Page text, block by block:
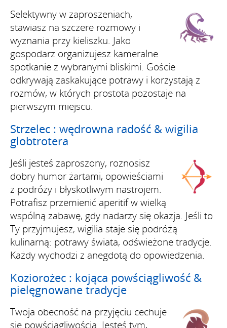
Selektywny w zaproszeniach,
stawiasz na szczere rozmowy i
wyznania przy kieliszku. Jako
gospodarz organizujesz kameralne
spotkanie z wybranymi bliskimi. Goście
odkrywają zaskakujące potrawy i korzystają z
rozmów, w których prostota pozostaje na
pierwszym miejscu.
Strzelec : wędrowna radość & wigilia
globtrotera
Jeśli jesteś zaproszony, roznosisz
dobry humor żartami, opowieściami
z podróży i błyskotliwym nastrojem.
Potrafisz przemienić aperitif w wielką
wspólną zabawę, gdy nadarzy się okazja. Jeśli to
Ty przyjmujesz, wigilia staje się podróżą
kulinarną: potrawy świata, odświeżone tradycje.
Każdy wychodzi z anegdotą do opowiedzenia.
Koziorożec : kojąca powściągliwość &
pielęgnowane tradycje
Twoja obecność na przyjęciu cechuje
się powściągliwością. Jesteś tym,